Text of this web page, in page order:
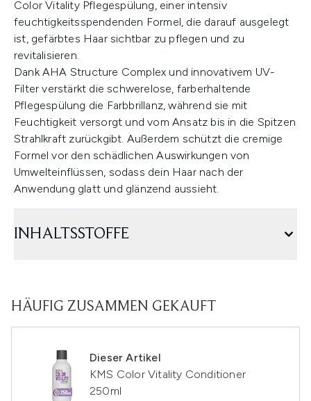
Color Vitality Pflegespülung, einer intensiv
feuchtigkeitsspendenden Formel, die darauf ausgelegt
ist, gefärbtes Haar sichtbar zu pflegen und zu
revitalisieren.
Dank AHA Structure Complex und innovativem UV-
Filter verstärkt die schwerelose, farberhaltende
Pflegespülung die Farbbrillanz, während sie mit
Feuchtigkeit versorgt und vom Ansatz bis in die Spitzen
Strahlkraft zurückgibt. Außerdem schützt die cremige
Formel vor den schädlichen Auswirkungen von
Umwelteinflüssen, sodass dein Haar nach der
Anwendung glatt und glänzend aussieht.
INHALTSSTOFFE
HÄUFIG ZUSAMMEN GEKAUFT
Dieser Artikel
KMS Color Vitality Conditioner
250ml